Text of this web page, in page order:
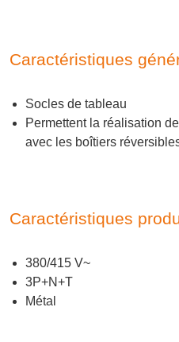
Caractéristiques
Socles de tableau
Permettent la réalisation
avec les boîtiers
Caractéristiques
380/415 V~
3P+N+T
Métal